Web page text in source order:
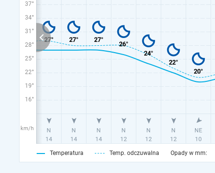
37°
34°
31°
28°
25°
22°
19°
16°
km/h
Temperatura Temp. odczuwalna Opady w mm: